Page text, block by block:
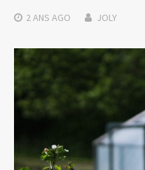
2 ANS AGO JOLY